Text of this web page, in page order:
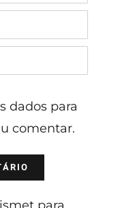
dados para
comentar.